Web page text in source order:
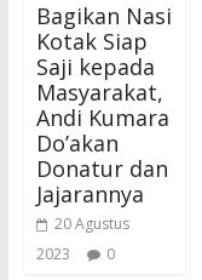
Bagikan Nasi
Kotak Siap
Saji kepada
Masyarakat,
Andi Kumara
Do’akan
Donatur dan
Jajarannya
20 Agustus
2023
0